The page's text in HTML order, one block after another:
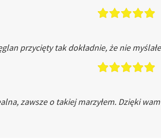
przycięty tak dokładnie, że nie
zawsze o takiej marzyłem. Dzięki